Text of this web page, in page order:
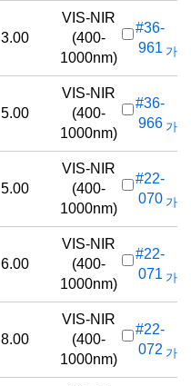
3.00
VIS-NIR
(400-
1000nm)
#36-
961 가
5.00
VIS-NIR
(400-
1000nm)
#36-
966 가
5.00
VIS-NIR
(400-
1000nm)
#22-
070 가
6.00
VIS-NIR
(400-
1000nm)
#22-
071 가
8.00
VIS-NIR
(400-
1000nm)
#22-
072 가